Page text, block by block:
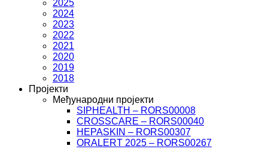
2025
2024
2023
2022
2021
2020
2019
2018
Пројекти
Међународни пројекти
SIPHEALTH – RORS00008
CROSSCARE – RORS00040
HEPASKIN – RORS00307
ORALERT 2025 – RORS00267